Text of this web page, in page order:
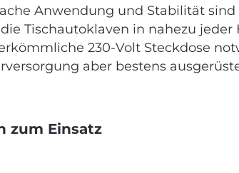
Anwendung und Stabilität
Tischautoklaven in nahezu
230-Volt Steckdose
aber bestens
zum Einsatz